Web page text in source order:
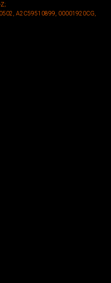
A2C59510899, 00001920CG,